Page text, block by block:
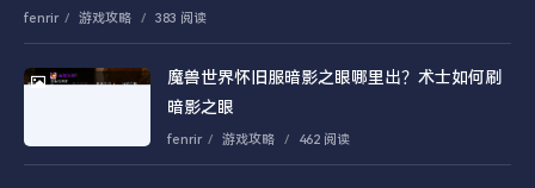
fenrir / 游戏攻略 / 383 阅读
魔兽世界怀旧服暗影之眼哪里出？术士如何刷
暗影之眼
fenrir / 游戏攻略 / 462 阅读